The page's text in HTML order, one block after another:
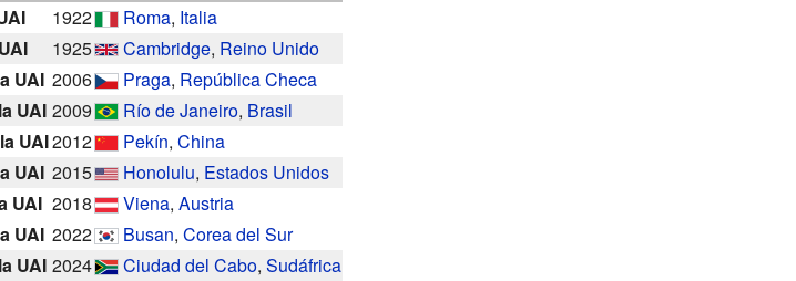
1922 Roma, Italia
1925 Cambridge, Reino Unido
UAI 2006 Praga, República Checa
UAI 2009 Río de Janeiro, Brasil
UAI2012 Pekín,China
UAI 2015 Honolulu, Estados Unidos
UAI 2018 Viena,Austria
UAI 2022 Busan,Corea del Sur
UAI 2024 Ciudad del Cabo,Sudáfrica